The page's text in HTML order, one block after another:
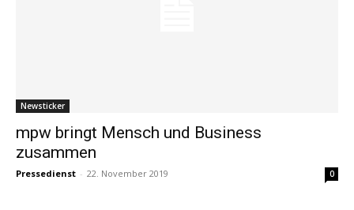
Newsticker
mpw bringt Mensch und Business
zusammen
Pressedienst - 22. November 2019 0